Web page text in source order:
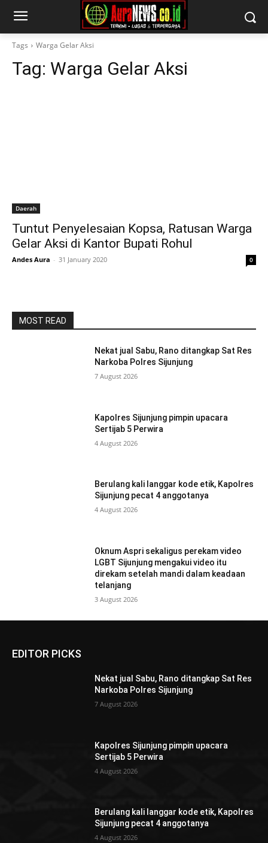
Tags Warga Gelar Aksi
Tag: Warga Gelar Aksi
Daerah
Tuntut Penyelesaian Kopsa, Ratusan Warga
Gelar Aksi di Kantor Bupati Rohul
Andes Aura - 31 January 2020 0
MOST READ
Nekat jual Sabu, Rano ditangkap Sat Res
Narkoba Polres Sijunjung
7 August 2026
Kapolres Sijunjung pimpin upacara
Sertijab 5 Perwira
4 August 2026
Berulang kali langgar kode etik, Kapolres
Sijunjung pecat 4 anggotanya
4 August 2026
Oknum Aspri sekaligus perekam video
LGBT Sijunjung mengakui video itu
direkam setelah mandi dalam keadaan
telanjang
3 August 2026
EDITOR PICKS
Nekat jual Sabu, Rano ditangkap Sat Res
Narkoba Polres Sijunjung
7 August 2026
Kapolres Sijunjung pimpin upacara
Sertijab 5 Perwira
4 August 2026
Berulang kali langgar kode etik, Kapolres
Sijunjung pecat 4 anggotanya
4 August 2026